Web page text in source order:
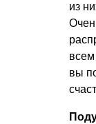
из
всем
вы